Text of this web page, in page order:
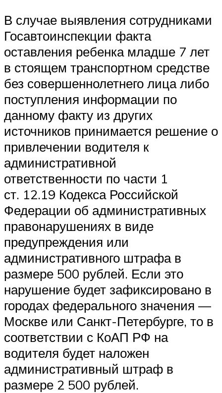
В случае выявления сотрудниками
Госавтоинспекции факта
оставления ребенка младше 7 лет
в стоящем транспортном средстве
без совершеннолетнего лица либо
поступления информации по
данному факту из других
источников принимается решение о
привлечении водителя к
административной
ответственности по части 1
ст. 12.19 Кодекса Российской
Федерации об административных
правонарушениях в виде
предупреждения или
административного штрафа в
размере 500 рублей. Если это
нарушение будет зафиксировано в
городах федерального значения —
Москве или Санкт-Петербурге, то в
соответствии с КоАП РФ на
водителя будет наложен
административный штраф в
размере 2 500 рублей.